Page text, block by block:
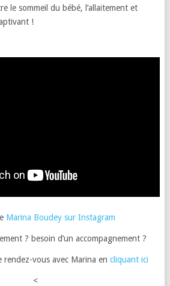
le sommeil du bébé, l’allaitement et
!
Marina Boudey sur Instagram
? besoin d’un accompagnement ?
rendez-vous avec Marina encliquant ici
<